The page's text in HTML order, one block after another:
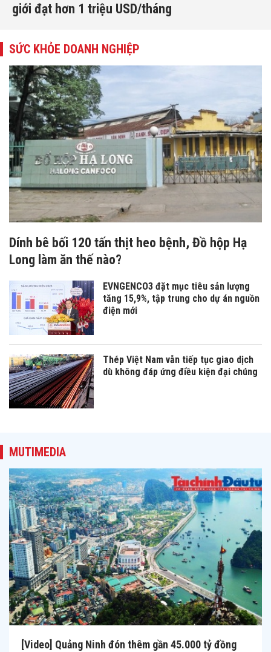
giới đạt hơn 1 triệu USD/tháng
SỨC KHỎE DOANH NGHIỆP
Dính bê bối 120 tấn thịt heo bệnh, Đồ hộp Hạ
Long làm ăn thế nào?
EVNGENCO3 đặt mục tiêu sản lượng
tăng 15,9%, tập trung cho dự án nguồn
điện mới
Thép Việt Nam vẫn tiếp tục giao dịch
dù không đáp ứng điều kiện đại chúng
MUTIMEDIA
[Video] Quảng Ninh đón thêm gần 45.000 tỷ đồng